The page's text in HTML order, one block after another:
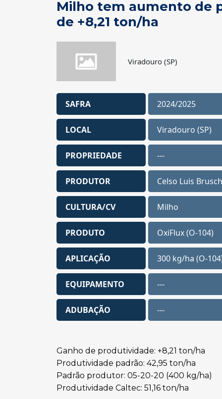
Milho tem aumento de
de +8,21 ton/ha
Viradouro (SP)
SAFRA 2024/2025
LOCAL Viradouro (SP)
PROPRIEDADE ---
PRODUTOR Celso Luis
CULTURA/CV Milho
PRODUTO OxiFlux (O-104)
APLICAÇÃO 300 kg/ha (O-
EQUIPAMENTO ---
ADUBAÇÃO ---
Ganho de produtividade: +8,21 ton/ha
Produtividade padrão: 42,95 ton/ha
Padrão produtor: 05-20-20 (400 kg/ha)
Produtividade Caltec: 51,16 ton/ha